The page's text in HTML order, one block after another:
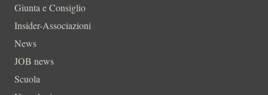
Giunta e Consiglio
Insider-Associazioni
News
JOB news
Scuola